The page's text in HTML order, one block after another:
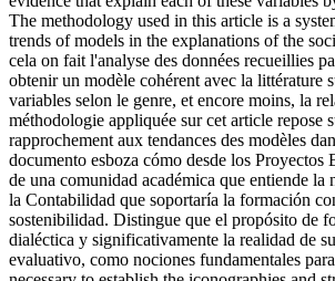
The methodology used in this article is a
trends of models in the explanations of the
cela on fait l'analyse des données recueillies
obtenir un modèle cohérent avec la littérature
variables selon le genre, et encore moins, la
méthodologie appliquée sur cet article repose
rapprochement aux tendances des modèles
documento esboza cómo desde los Proyectos
de una comunidad académica que entiende
la Contabilidad que soportaría la formación
sostenibilidad. Distingue que el propósito de
dialéctica y significativamente la realidad de
evaluativo, como nociones fundamentales